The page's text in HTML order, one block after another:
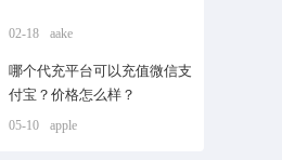
02-18 aake
哪个代充平台可以充值微信支
付宝？价格怎么样？
05-10 apple